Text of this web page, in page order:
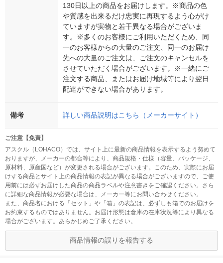
130日以上の商品をお届けします。※商品の色
や質感を出来るだけ忠実に再現するよう心がけ
ていますが実物と若干異なる場合がございま
す。※多くのお客様にご利用いただくため、同
一のお客様からの大量のご注文、同一のお届け
先への大量のご注文は、ご注文のキャンセルを
させていただく場合がございます。※一緒にご
注文する商品、またはお届け地域等により翌日
配達ができない場合があります。
備考 詳しい商品説明はこちら（メーカーサイト）
ご注意【免責】
アスクル（LOHACO）では、サイト上に最新の商品情報を表示するよう努めて
おりますが、メーカーの都合等により、商品規格・仕様（容量、パッケージ、
原材料、原産国など）が変更される場合がございます。このため、実際にお届
けする商品とサイト上の商品情報の表記が異なる場合がございますので、ご使
用前には必ずお届けした商品の商品ラベルや注意書きをご確認ください。さら
に詳細な商品情報が必要な場合は、メーカー等にお問い合わせください。
また、商品名における「セット」や「箱」の表記は、必ずしも箱でのお届けを
お約束するものではありません。お届け形態は倉庫の在庫状況等により異なる
場合がございます。あらかじめご了承ください。
商品情報の誤りを報告する